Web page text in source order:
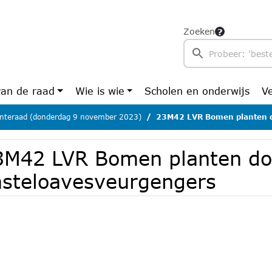
Zoeken
de raad Wie is wie Scholen en onderwijs
(donderdag 9 november 2023) 23M42 LVR Bomen planten
LVR Bomen planten